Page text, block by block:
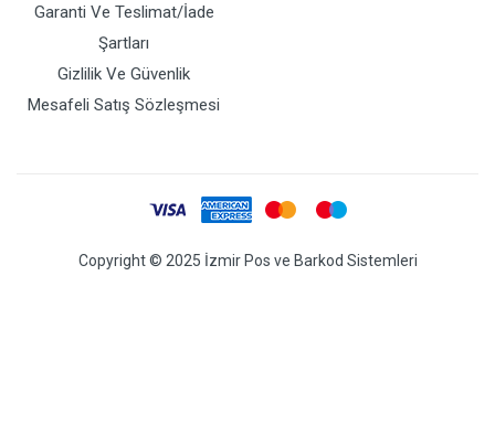
Garanti Ve Teslimat/İade
Şartları
Gizlilik Ve Güvenlik
Mesafeli Satış Sözleşmesi
Copyright © 2025 İzmir Pos ve Barkod Sistemleri